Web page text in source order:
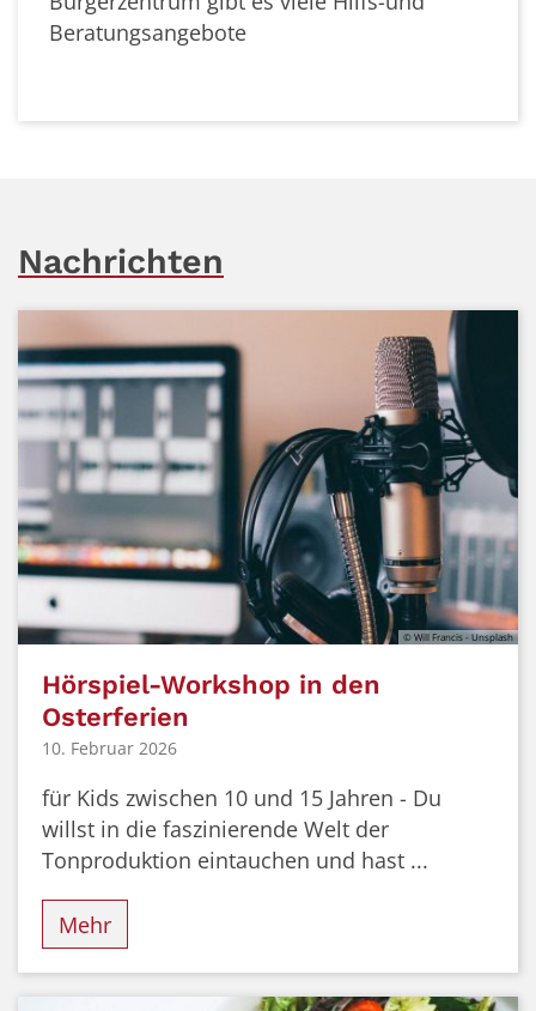
Nachrichten
© Will Francis - Unsplash
Hörspiel-Workshop in den
Osterferien
10. Februar 2026
für Kids zwischen 10 und 15 Jahren - Du
willst in die faszinierende Welt der
Tonproduktion eintauchen und hast ...
Mehr